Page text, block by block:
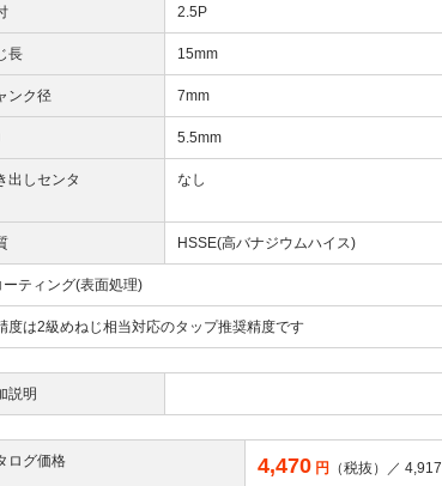
2.5P
長 15mm
ンク径 7mm
5.5mm
出しセンタ なし
HSSE(高バナジウムハイス)
ーティング(表面処理)
度は2級めねじ相当対応のタップ推奨精度です
説明
ログ価格 4,470 円 （税抜）／4,917